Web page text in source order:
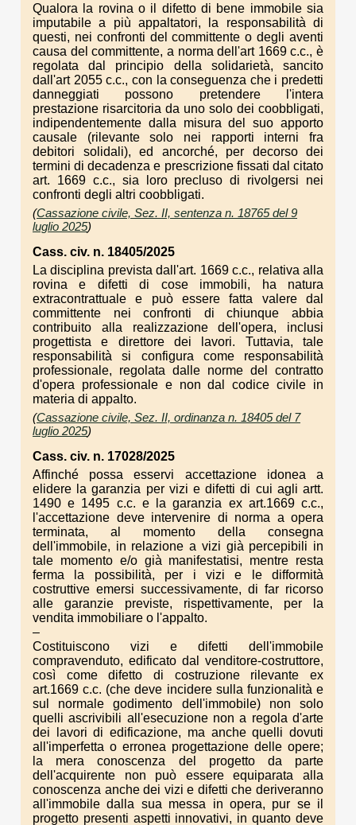
Qualora la rovina o il difetto di bene immobile sia
imputabile a più appaltatori, la responsabilità di
questi, nei confronti del committente o degli aventi
causa del committente, a norma dell'art 1669 c.c., è
regolata dal principio della solidarietà, sancito
dall'art 2055 c.c., con la conseguenza che i predetti
danneggiati possono pretendere l'intera
prestazione risarcitoria da uno solo dei coobbligati,
indipendentemente dalla misura del suo apporto
causale (rilevante solo nei rapporti interni fra
debitori solidali), ed ancorché, per decorso dei
termini di decadenza e prescrizione fissati dal citato
art. 1669 c.c., sia loro precluso di rivolgersi nei
confronti degli altri coobbligati.
(Cassazione civile, Sez. II, sentenza n. 18765 del 9
luglio 2025)
Cass. civ. n. 18405/2025
La disciplina prevista dall'art. 1669 c.c., relativa alla
rovina e difetti di cose immobili, ha natura
extracontrattuale e può essere fatta valere dal
committente nei confronti di chiunque abbia
contribuito alla realizzazione dell'opera, inclusi
progettista e direttore dei lavori. Tuttavia, tale
responsabilità si configura come responsabilità
professionale, regolata dalle norme del contratto
d'opera professionale e non dal codice civile in
materia di appalto.
(Cassazione civile, Sez. II, ordinanza n. 18405 del 7
luglio 2025)
Cass. civ. n. 17028/2025
Affinché possa esservi accettazione idonea a
elidere la garanzia per vizi e difetti di cui agli artt.
1490 e 1495 c.c. e la garanzia ex art.1669 c.c.,
l'accettazione deve intervenire di norma a opera
terminata, al momento della consegna
dell'immobile, in relazione a vizi già percepibili in
tale momento e/o già manifestatisi, mentre resta
ferma la possibilità, per i vizi e le difformità
costruttive emersi successivamente, di far ricorso
alle garanzie previste, rispettivamente, per la
vendita immobiliare o l'appalto.
–
Costituiscono vizi e difetti dell'immobile
compravenduto, edificato dal venditore-costruttore,
così come difetto di costruzione rilevante ex
art.1669 c.c. (che deve incidere sulla funzionalità e
sul normale godimento dell'immobile) non solo
quelli ascrivibili all'esecuzione non a regola d'arte
dei lavori di edificazione, ma anche quelli dovuti
all'imperfetta o erronea progettazione delle opere;
la mera conoscenza del progetto da parte
dell'acquirente non può essere equiparata alla
conoscenza anche dei vizi e difetti che deriveranno
all'immobile dalla sua messa in opera, pur se il
progetto presenti aspetti innovativi, in quanto deve